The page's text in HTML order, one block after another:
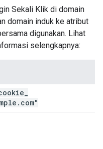
Sekali Klik di domain
domain induk ke atribut
digunakan. Lihat
selengkapnya:
. com"